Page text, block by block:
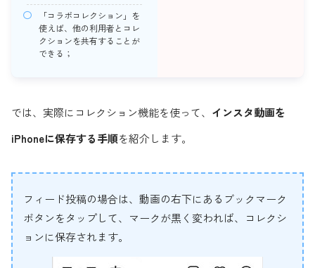
「コラボコレクション」を
使えば、他の利用者とコレ
クションを共有することが
できる；
では、実際にコレクション機能を使って、 インスタ動画を
iPhoneに保存する手順を紹介します。
フィード投稿の場合は、動画の右下にあるブックマーク
ボタンをタップして、マークが黒く変われば、コレクシ
ョンに保存されます。